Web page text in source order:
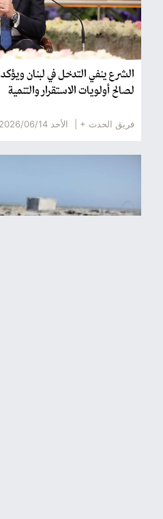
الشرع ينفي التدخل في لبنان
لصالح أولويات الاستقرار والتنمية
فريق الحدث + | الأحد 2026/06/14